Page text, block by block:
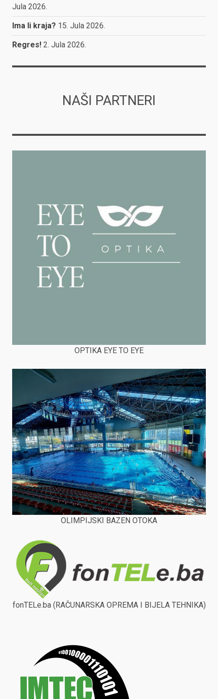
Jula 2026.
Ima li kraja? 15. Jula 2026.
Regres! 2. Jula 2026.
NAŠI PARTNERI
OPTIKA EYE TO EYE
OLIMPIJSKI BAZEN OTOKA
fonTELe.ba (RAČUNARSKA OPREMA I BIJELA TEHNIKA)